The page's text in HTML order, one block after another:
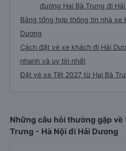
đường Hai Bà Trưng đi
Bảng tổng hợp thông tin nhà xe
Dương
Cách đặt vé xe khách đi Hải
nhanh và uy tín nhất
Đặt vé xe Tết 2027 từ Hai Bà
Những câu hỏi thường gặp về
Trưng - Hà Nội đi Hải Dương